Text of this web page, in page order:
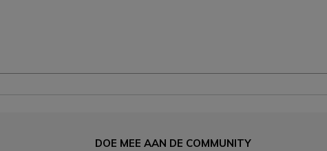
DOE MEE AAN DE COMMUNITY